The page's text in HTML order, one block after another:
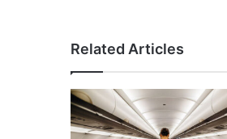
दा
क
री
ब
र
Related Articles